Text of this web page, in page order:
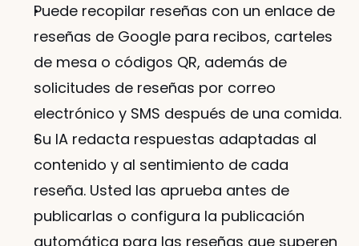
Puede recopilar reseñas con un enlace de
reseñas de Google para recibos, carteles
de mesa o códigos QR, además de
solicitudes de reseñas por correo
electrónico y SMS después de una comida.
Su IA redacta respuestas adaptadas al
contenido y al sentimiento de cada
reseña. Usted las aprueba antes de
publicarlas o configura la publicación
automática para las reseñas que superen